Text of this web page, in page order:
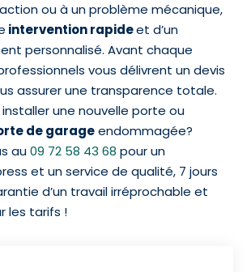
ou à un problème mécanique,
intervention rapideet d’un
personnalisé. Avant chaque
vous délivrent un devis
assurer une transparence totale.
une nouvelle porte ou
de garageendommagée?
au09 72 58 43 68 pour un
et un service de qualité, 7 jours
d’un travail irréprochable et
les tarifs !